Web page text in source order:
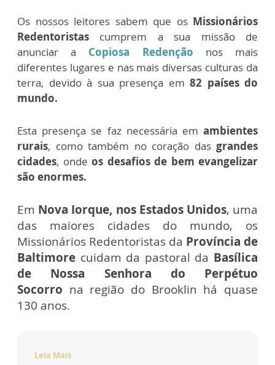
Os nossos leitores sabem que os Missionários
Redentoristas cumprem a sua missão de
anunciar a Copiosa Redenção nos mais
diferentes lugares e nas mais diversas culturas da
terra, devido à sua presença em 82 países do
mundo.
Esta presença se faz necessária em ambientes
rurais, como também no coração das grandes
cidades, onde os desafios de bem evangelizar
são enormes.
Em Nova Iorque, nos Estados Unidos, uma
das maiores cidades do mundo, os
Missionários Redentoristas da Província de
Baltimore cuidam da pastoral da Basílica
de Nossa Senhora do Perpétuo
Socorro na região do Brooklin há quase
130 anos.
Leia Mais